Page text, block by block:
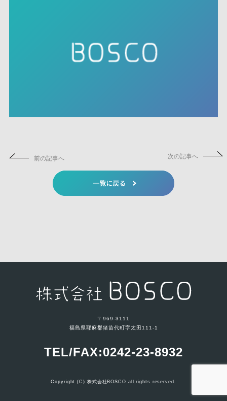
前の記事へ 次の記事へ
〒969-3111
福島県耶麻郡猪苗代町字太田111-1
TEL/FAX:0242-23-8932
Copyright (C) 株式会社BOSCO all rights reserved.